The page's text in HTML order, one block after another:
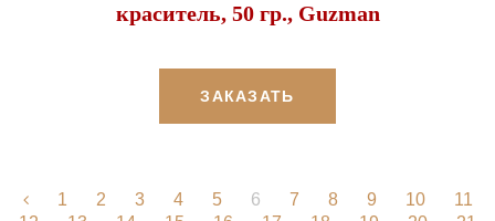
краситель, 50 гр., Guzman
ЗАКАЗАТЬ
1 2 3 4 5 6 7 8 9 10
11